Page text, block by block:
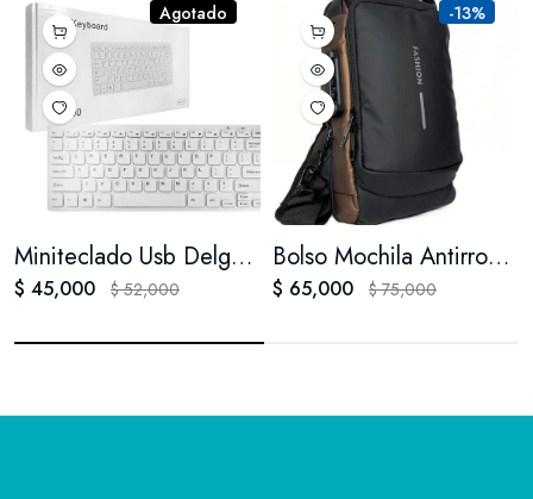
Agotado
Miniteclado Usb Delgado K1000 Square Key Blue Para
$ 45,000 $ 52,000
-13%
Bolso Mochila Antirrobo Manos Libres Impermeable Puerto Usb
$ 65,000 $ 75,000